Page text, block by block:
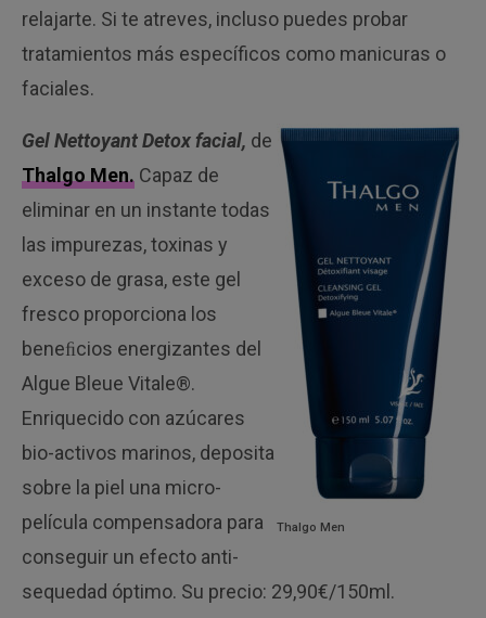
relajarte. Si te atreves, incluso puedes probar
tratamientos más específicos como manicuras o
faciales.
Thalgo Men
Gel Nettoyant Detox facial, de
Thalgo Men. Capaz de
eliminar en un instante todas
las impurezas, toxinas y
exceso de grasa, este gel
fresco proporciona los
beneﬁcios energizantes del
Algue Bleue Vitale®.
Enriquecido con azúcares
bio-activos marinos, deposita
sobre la piel una micro-
película compensadora para
conseguir un efecto anti-
sequedad óptimo. Su precio: 29,90€/150ml.